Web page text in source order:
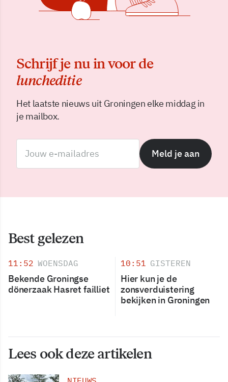
Schrijf je nu in voor de
luncheditie
Het laatste nieuws uit Groningen elke middag in
je mailbox.
Meld je aan
Best gelezen
11:52 WOENSDAG
Bekende Groningse
dönerzaak Hasret failliet
10:51 GISTEREN
Hier kun je de
zonsverduistering
bekijken in Groningen
Lees ook deze artikelen